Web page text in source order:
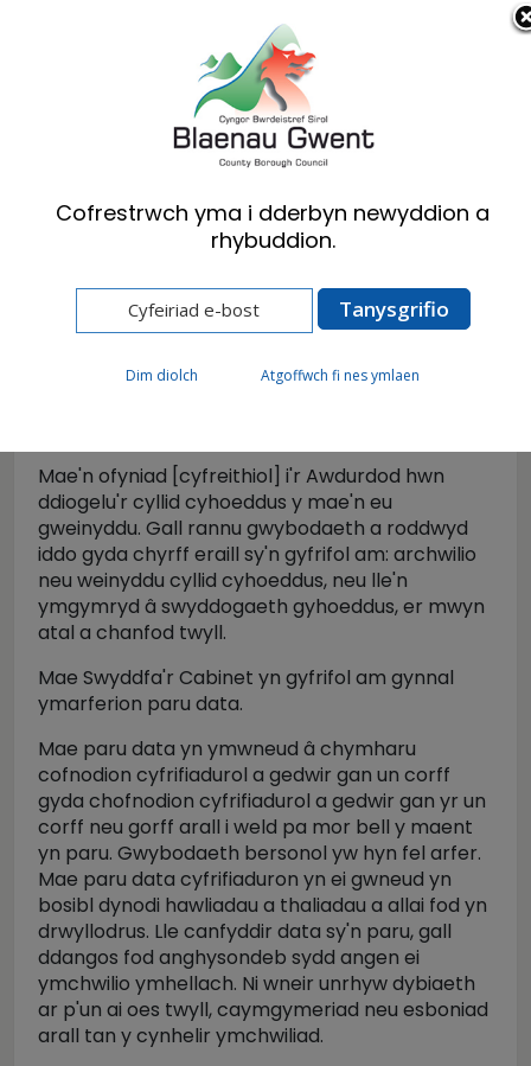
Cymraeg English
Cyngor
Ystadegau a Data
Mae paru data
Mae'n ofyniad [cyfreithiol] i'r Awdurdod hwn
ddiogelu'r cyllid cyhoeddus y mae'n eu
gweinyddu. Gall rannu gwybodaeth a roddwyd
iddo gyda chyrff eraill sy'n gyfrifol am: archwilio
neu weinyddu cyllid cyhoeddus, neu lle'n
ymgymryd â swyddogaeth gyhoeddus, er mwyn
atal a chanfod twyll.
Mae Swyddfa'r Cabinet yn gyfrifol am gynnal
ymarferion paru data.
Mae paru data yn ymwneud â chymharu
cofnodion cyfrifiadurol a gedwir gan un corff
gyda chofnodion cyfrifiadurol a gedwir gan yr un
corff neu gorff arall i weld pa mor bell y maent
yn paru. Gwybodaeth bersonol yw hyn fel arfer.
Mae paru data cyfrifiaduron yn ei gwneud yn
bosibl dynodi hawliadau a thaliadau a allai fod yn
drwyllodrus. Lle canfyddir data sy'n paru, gall
ddangos fod anghysondeb sydd angen ei
ymchwilio ymhellach. Ni wneir unrhyw dybiaeth
ar p'un ai oes twyll, caymgymeriad neu esboniad
arall tan y cynhelir ymchwiliad.
Cofrestrwch yma i dderbyn newyddion a
rhybuddion.
Dim diolch Atgoffwch fi nes ymlaen